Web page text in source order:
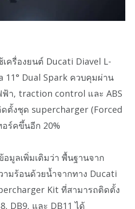
ครื่องยนต์ Ducati Diavel L-
Dual Spark ควบคุมผ่าน
ฟ้า, traction control และ ABS
ตั้งชุด supercharger (Forced
ร์คขึ้นอีก 20%
มูลเพิ่มเติมว่า พื้นฐานจาก
ามร้อนด้วยน้ำจากทาง Ducati
Kit ที่สามารถติดตั้ง
DB9, และ DB11 ได้